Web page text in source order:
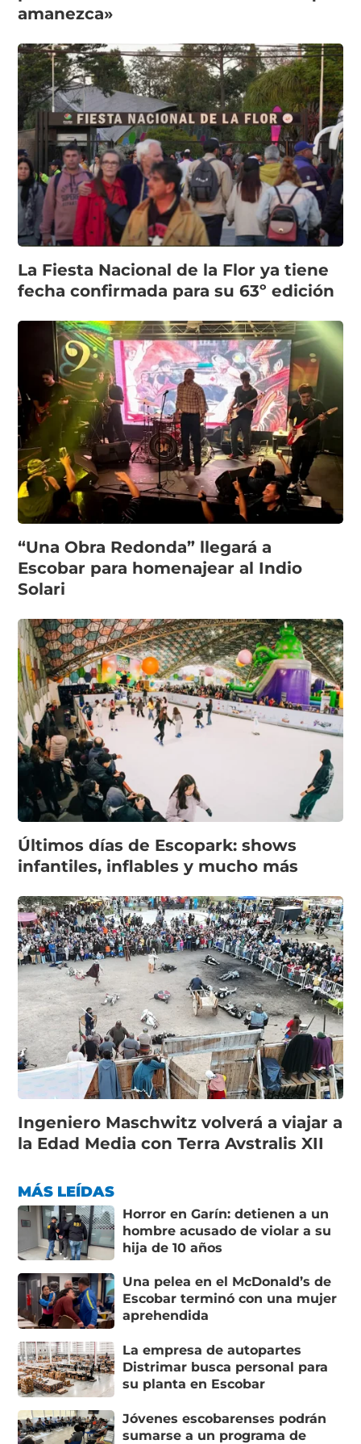
amanezca»
La Fiesta Nacional de la Flor ya tiene
fecha confirmada para su 63º edición
“Una Obra Redonda” llegará a
Escobar para homenajear al Indio
Solari
Últimos días de Escopark: shows
infantiles, inflables y mucho más
Ingeniero Maschwitz volverá a viajar a
la Edad Media con Terra Avstralis XII
MÁS LEÍDAS
Horror en Garín: detienen a un
hombre acusado de violar a su
hija de 10 años
Una pelea en el McDonald’s de
Escobar terminó con una mujer
aprehendida
La empresa de autopartes
Distrimar busca personal para
su planta en Escobar
Jóvenes escobarenses podrán
sumarse a un programa de